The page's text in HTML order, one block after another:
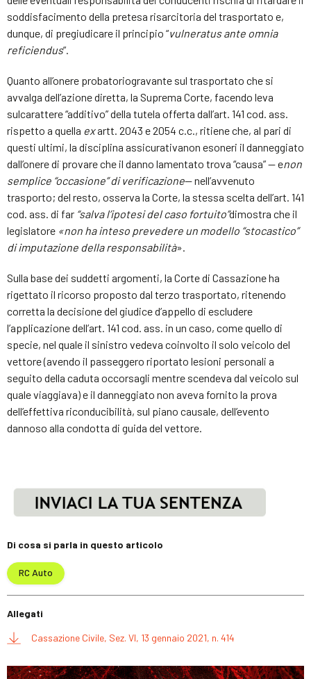
soddisfacimento della pretesa risarcitoria del trasportato e,
dunque, di pregiudicare il principio “vulneratus ante omnia
reficiendus”.
Quanto all’onere probatoriogravante sul trasportato che si
avvalga dell’azione diretta, la Suprema Corte, facendo leva
sulcarattere “additivo” della tutela offerta dall’art. 141 cod. ass.
rispetto a quella exartt. 2043 e 2054 c.c., ritiene che, al pari di
questi ultimi, la disciplina assicurativanon esoneri il danneggiato
dall’onere di provare che il danno lamentato trova “causa” — enon
semplice “occasione” di verificazione— nell’avvenuto
trasporto; del resto, osserva la Corte, la stessa scelta dell’art. 141
cod. ass. di far “salva l’ipotesi del caso fortuito”dimostra che il
legislatore «non ha inteso prevedere un modello “stocastico”
di imputazione della responsabilità».
Sulla base dei suddetti argomenti, la Corte di Cassazione ha
rigettato il ricorso proposto dal terzo trasportato, ritenendo
corretta la decisione del giudice d’appello di escludere
l’applicazione dell’art. 141 cod. ass. in un caso, come quello di
specie, nel quale il sinistro vedeva coinvolto il solo veicolo del
vettore (avendo il passeggero riportato lesioni personali a
seguito della caduta occorsagli mentre scendeva dal veicolo sul
quale viaggiava) e il danneggiato non aveva fornito la prova
dell’effettiva riconducibilità, sul piano causale, dell’evento
dannoso alla condotta di guida del vettore.
Di cosa si parla in questo articolo
RC Auto
Allegati
Cassazione Civile, Sez. VI, 13 gennaio 2021, n. 414